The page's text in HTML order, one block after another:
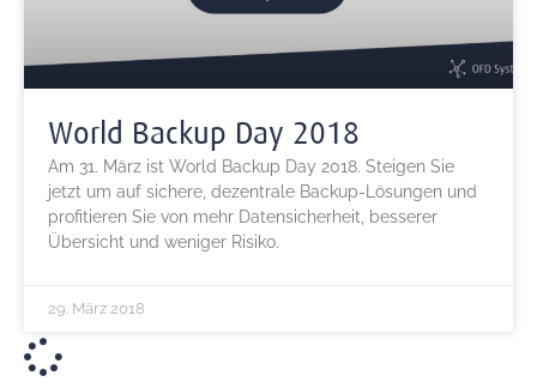
World Backup Day 2018
Am 31. März ist World Backup Day 2018. Steigen Sie
jetzt um auf sichere, dezentrale Backup-Lösungen und
profitieren Sie von mehr Datensicherheit, besserer
Übersicht und weniger Risiko.
29. März 2018